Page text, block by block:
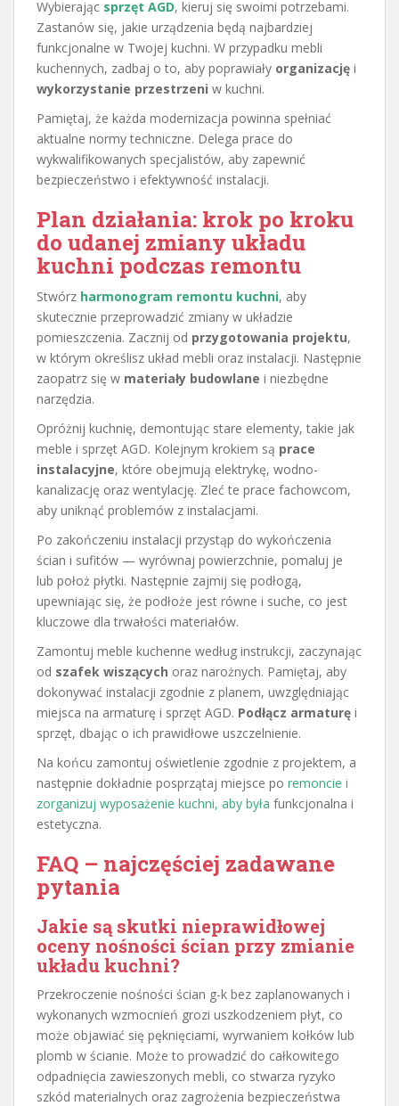
Wybierając sprzęt AGD, kieruj się swoimi potrzebami.
Zastanów się, jakie urządzenia będą najbardziej
funkcjonalne w Twojej kuchni. W przypadku mebli
kuchennych, zadbaj o to, aby poprawiały organizację i
wykorzystanie przestrzeni w kuchni.
Pamiętaj, że każda modernizacja powinna spełniać
aktualne normy techniczne. Delega prace do
wykwalifikowanych specjalistów, aby zapewnić
bezpieczeństwo i efektywność instalacji.
Plan działania: krok po kroku
do udanej zmiany układu
kuchni podczas remontu
Stwórz harmonogram remontu kuchni, aby
skutecznie przeprowadzić zmiany w układzie
pomieszczenia. Zacznij od przygotowania projektu,
w którym określisz układ mebli oraz instalacji. Następnie
zaopatrz się w materiały budowlane i niezbędne
narzędzia.
Opróżnij kuchnię, demontując stare elementy, takie jak
meble i sprzęt AGD. Kolejnym krokiem są prace
instalacyjne, które obejmują elektrykę, wodno-
kanalizację oraz wentylację. Zleć te prace fachowcom,
aby uniknąć problemów z instalacjami.
Po zakończeniu instalacji przystąp do wykończenia
ścian i sufitów — wyrównaj powierzchnie, pomaluj je
lub położ płytki. Następnie zajmij się podłogą,
upewniając się, że podłoże jest równe i suche, co jest
kluczowe dla trwałości materiałów.
Zamontuj meble kuchenne według instrukcji, zaczynając
od szafek wiszących oraz narożnych. Pamiętaj, aby
dokonywać instalacji zgodnie z planem, uwzględniając
miejsca na armaturę i sprzęt AGD. Podłącz armaturę i
sprzęt, dbając o ich prawidłowe uszczelnienie.
Na końcu zamontuj oświetlenie zgodnie z projektem, a
następnie dokładnie posprzątaj miejsce po remoncie i
zorganizuj wyposażenie kuchni, aby była funkcjonalna i
estetyczna.
FAQ – najczęściej zadawane
pytania
Jakie są skutki nieprawidłowej
oceny nośności ścian przy zmianie
układu kuchni?
Przekroczenie nośności ścian g-k bez zaplanowanych i
wykonanych wzmocnień grozi uszkodzeniem płyt, co
może objawiać się pęknięciami, wyrwaniem kołków lub
plomb w ścianie. Może to prowadzić do całkowitego
odpadnięcia zawieszonych mebli, co stwarza ryzyko
szkód materialnych oraz zagrożenia bezpieczeństwa